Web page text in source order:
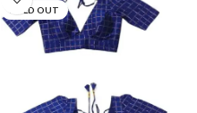
SOLD OUT